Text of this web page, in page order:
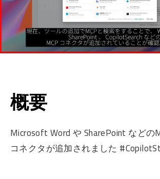
概要
Microsoft Word や SharePoint などの
コネクタが追加されました